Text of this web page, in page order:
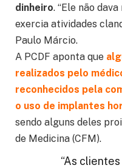
dinheiro. “Ele não
exercia atividades
Paulo Márcio.
A PCDF aponta que
realizados pelo
reconhecidos pela
o uso de implantes
sendo alguns deles
de Medicina (CFM).
“As